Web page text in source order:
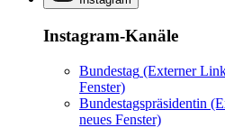
Instagram-Kanäle
Bundestag (Externer
Fenster)
Bundestagspräsidentin
neues Fenster)